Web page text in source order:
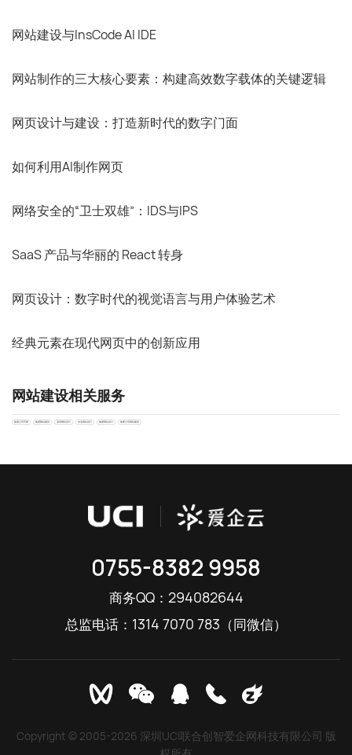
网站建设与InsCode AI IDE
网站制作的三大核心要素：构建高效数字载体的关键逻辑
网页设计与建设：打造新时代的数字门面
如何利用AI制作网页
网络安全的“卫士双雄”：IDS与IPS
SaaS 产品与华丽的 React 转身
网页设计：数字时代的视觉语言与用户体验艺术
经典元素在现代网页中的创新应用
网站建设相关服务
集团公司官网 集团网站建设 深圳网站设计 专业网站设计 集团网站设计 集团公司网站建设
0755-8382 9958
商务QQ： 294082644
总监电话： 1314 7070 783 （同微信）
Copyright © 2005-2026 深圳UCI联合创智爱企网科技有限公司 版